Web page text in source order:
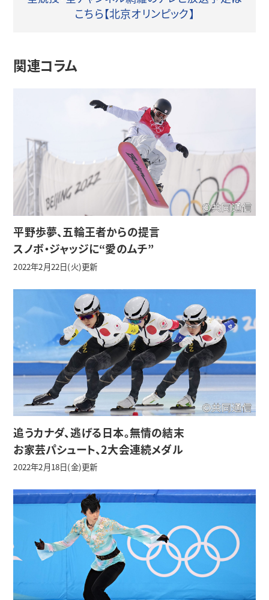
こちら【北京オリンピック】
関連コラム
平野歩夢、五輪王者からの提言
スノボ・ジャッジに“愛のムチ”
2022年2月22日(火)更新
追うカナダ、逃げる日本。無情の結末
お家芸パシュート、2大会連続メダル
2022年2月18日(金)更新